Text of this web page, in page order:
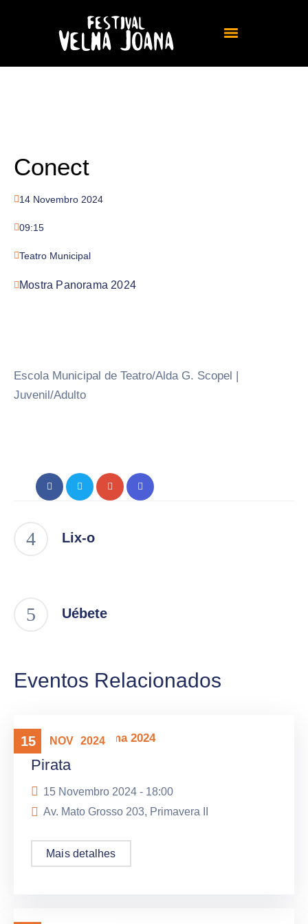
Conect
14 Novembro 2024
09:15
Teatro Municipal
Mostra Panorama 2024
Escola Municipal de Teatro/Alda G. Scopel |
Juvenil/Adulto
Lix-o
Uébete
Eventos Relacionados
15 NOV 2024
Mostra Panorama 2024
Pirata
15 Novembro 2024 - 18:00
Av. Mato Grosso 203, Primavera II
Mais detalhes